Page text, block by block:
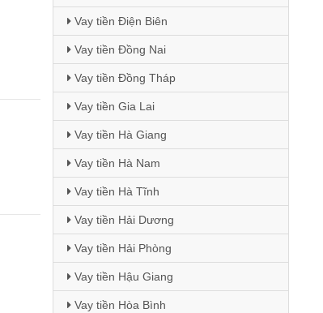
Vay tiền Điện Biên
Vay tiền Đồng Nai
Vay tiền Đồng Tháp
Vay tiền Gia Lai
Vay tiền Hà Giang
Vay tiền Hà Nam
Vay tiền Hà Tĩnh
Vay tiền Hải Dương
Vay tiền Hải Phòng
Vay tiền Hậu Giang
Vay tiền Hòa Bình